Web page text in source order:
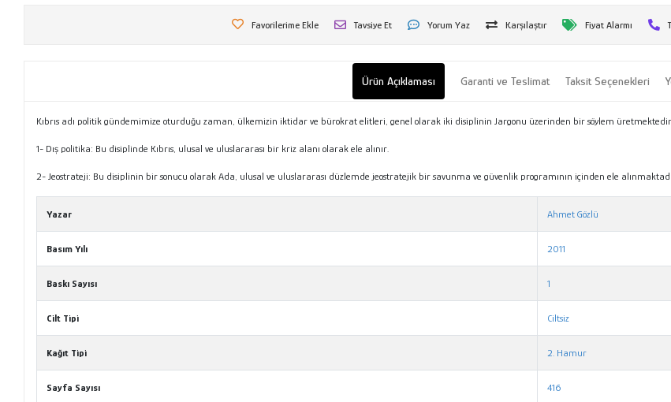
Favorilerime Ekle Tavsiye Et Yorum Yaz Karşılaştır Fiyat Alarmı
Ürün Açıklaması Garanti ve Teslimat Taksit Seçenekleri
Kıbrıs adı politik gündemimize oturduğu zaman, ülkemizin iktidar ve bürokrat elitleri, genel olarak iki disiplinin Jargonu üzerinden bir söylem
1- Dış politika: Bu disiplinde Kıbrıs, ulusal ve uluslararası bir kriz alanı olarak ele alınır.
2- Jeostrateji: Bu disiplinin bir sonucu olarak Ada, ulusal ve uluslararası düzlemde jeostratejik bir savunma ve güvenlik programının içinden ele
Yazar Ahmet Gözlü
Basım Yılı 2011
Baskı Sayısı 1
Cilt Tipi Ciltsiz
Kağıt Tipi 2. Hamur
Sayfa Sayısı 416